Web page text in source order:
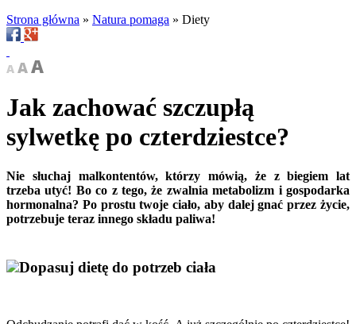
Strona główna » Natura pomaga » Diety
Jak zachować szczupłą
sylwetkę po czterdziestce?
Nie słuchaj malkontentów, którzy mówią, że z biegiem lat
trzeba utyć! Bo co z tego, że zwalnia metabolizm i gospodarka
hormonalna? Po prostu twoje ciało, aby dalej gnać przez życie,
potrzebuje teraz innego składu paliwa!
Dopasuj dietę do potrzeb ciała